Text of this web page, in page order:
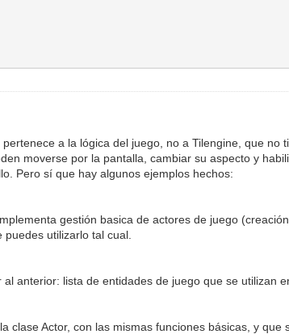
a la lógica del juego, no a Tilengine, que
moverse por la pantalla, cambiar su aspecto y
Pero sí que hay algunos ejemplos hechos:
implementa gestión basica de actores de juego
utilizarlo tal cual.
anterior: lista de entidades de juego que se utilizan
clase Actor, con las mismas funciones básicas, y